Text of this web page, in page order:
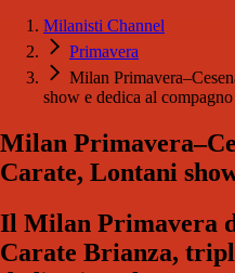
Milanisti Channel
Primavera
Milan
show e dedica al compagno
Milan
Carate, Lontani
Il Milan Primavera
Carate Brianza,